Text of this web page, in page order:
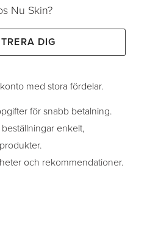
Nu Skin?
DIG
med stora fördelar.
för snabb betalning.
enkelt,
och rekommendationer.